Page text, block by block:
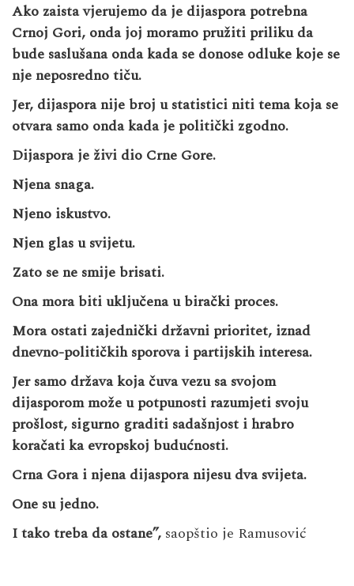
Ako zaista vjerujemo da je dijaspora potrebna
Crnoj Gori, onda joj moramo pružiti priliku da
bude saslušana onda kada se donose odluke koje se
nje neposredno tiču.
Jer, dijaspora nije broj u statistici niti tema koja se
otvara samo onda kada je politički zgodno.
Dijaspora je živi dio Crne Gore.
Njena snaga.
Njeno iskustvo.
Njen glas u svijetu.
Zato se ne smije brisati.
Ona mora biti uključena u birački proces.
Mora ostati zajednički državni prioritet, iznad
dnevno-političkih sporova i partijskih interesa.
Jer samo država koja čuva vezu sa svojom
dijasporom može u potpunosti razumjeti svoju
prošlost, sigurno graditi sadašnjost i hrabro
koračati ka evropskoj budućnosti.
Crna Gora i njena dijaspora nijesu dva svijeta.
One su jedno.
I tako treba da ostane”, saopštio je Ramusović